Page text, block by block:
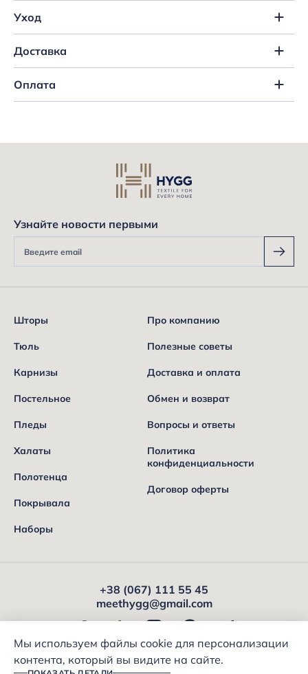
Уход
Доставка
Оплата
Узнайте новости первыми
Шторы
Тюль
Карнизы
Постельное
Пледы
Халаты
Полотенца
Покрывала
Наборы
Про компанию
Полезные советы
Доставка и оплата
Обмен и возврат
Вопросы и ответы
Политика
конфиденциальности
Договор оферты
+38 (067) 111 55 45
meethygg@gmail.com
Мы используем файлы cookie для персонализации
контента, который вы видите на сайте.